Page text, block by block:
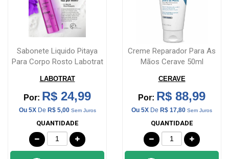
Suplemento
OFERTAS
PROMOÇÕES
Sabonete Liquido Pitaya
Para Corpo Rosto Labotrat
LABOTRAT
Por: R$ 24,99
Ou 5XDe R$ 5,00 Sem Juros
QUANTIDADE
Creme Reparador Para As
Mãos Cerave 50ml
CERAVE
Por: R$ 88,99
Ou 5X De R$ 17,80 Sem Juros
QUANTIDADE